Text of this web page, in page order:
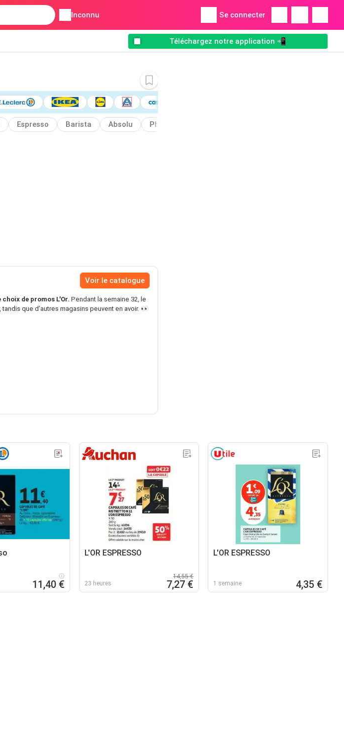
Inconnu Se connecter
Téléchargez notre application 📲
Espresso Barista Absolu Philips
Voir le catalogue
de promos L'Or. Pendant la semaine 32, le
que d’autres magasins peuvent en avoir. 👀
11,40 €
L'OR ESPRESSO
23 heures
14,55 €
7,27 €
L'OR ESPRESSO
1 semaine 4,35 €